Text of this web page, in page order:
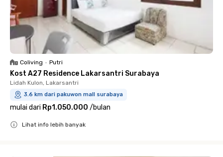
Coliving • Putri
Kost A27 Residence Lakarsantri Surabaya
Lidah Kulon, Lakarsantri
3.6 km dari pakuwon mall surabaya
mulai dari Rp1.050.000 /bulan
Lihat info lebih banyak